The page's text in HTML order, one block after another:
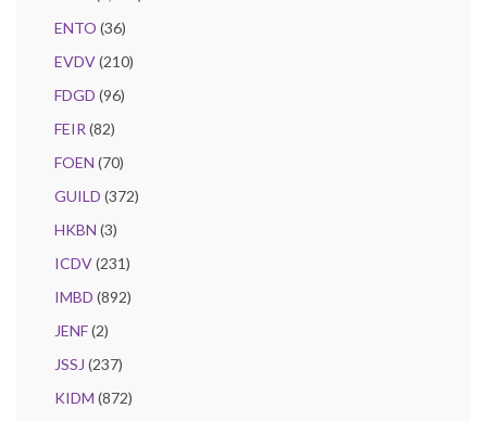
ENTO (36)
EVDV(210)
FDGD (96)
FEIR (82)
FOEN (70)
GUILD (372)
HKBN (3)
ICDV(231)
IMBD (892)
JENF(2)
JSSJ (237)
KIDM (872)